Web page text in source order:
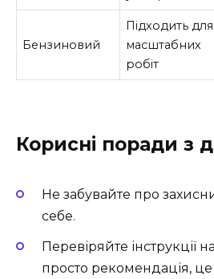
Бензиновий
Підходить для
масштабних
робіт
Корисні поради з
Не забувайте про
себе.
Перевіряйте інструкції
просто рекомендація, це